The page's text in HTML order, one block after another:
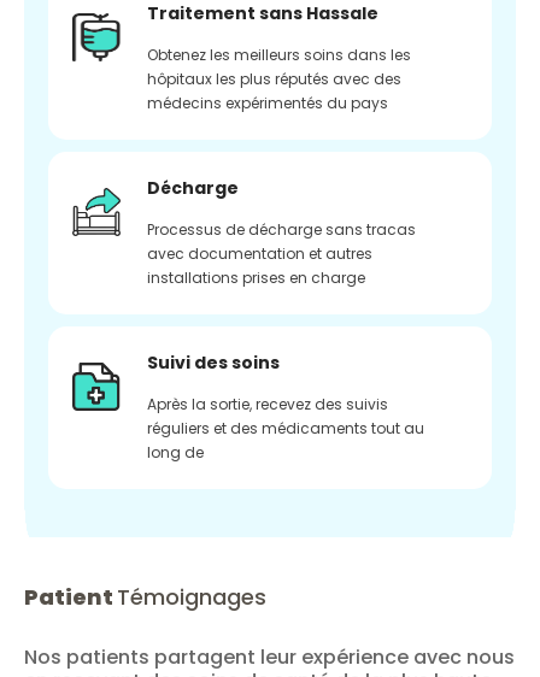
Traitement sans Hassale
Obtenez les meilleurs soins dans les
hôpitaux les plus réputés avec des
médecins expérimentés du pays
Décharge
Processus de décharge sans tracas
avec documentation et autres
installations prises en charge
Suivi des soins
Après la sortie, recevez des suivis
réguliers et des médicaments tout au
long de
Patient Témoignages
Nos patients partagent leur expérience avec nous